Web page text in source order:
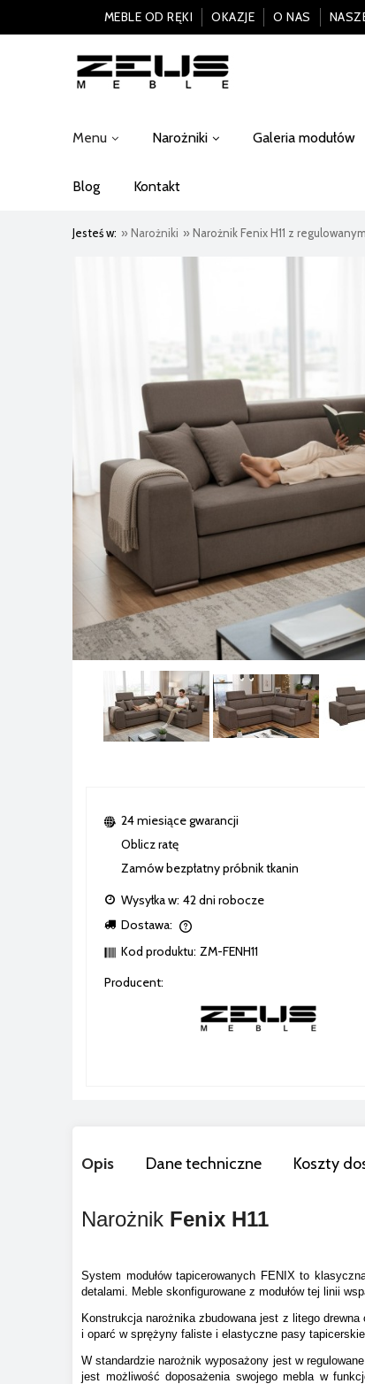
MEBLE OD RĘKI OKAZJE O NAS
Menu Narożniki Galeria modułów
Blog Kontakt
Jesteś w: » Narożniki » Narożnik Fenix H11 z
24 miesiące gwarancji
Oblicz ratę
Zamów bezpłatny próbnik tkanin
Wysyłka w: 42 dni robocze
Dostawa:
Kod produktu: ZM-FENH11
Producent:
Opis Dane techniczne Koszty
Narożnik Fenix H11
System modułów tapicerowanych FENIX to
detalami. Meble skonfigurowane z modułów tej linii
Konstrukcja narożnika zbudowana jest z litego
i oparć w sprężyny faliste i elastyczne pasy
W standardzie narożnik wyposażony jest w
jest możliwość doposażenia swojego mebla w